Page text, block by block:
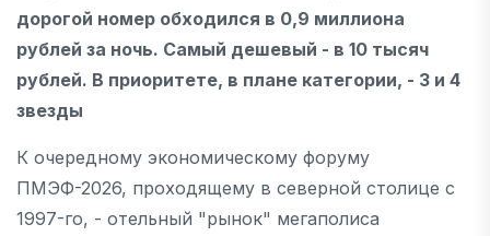
дорогой номер обходился в 0,9 миллиона
рублей за ночь. Самый дешевый - в 10 тысяч
рублей. В приоритете, в плане категории, - 3 и 4
звезды
К очередному экономическому форуму
ПМЭФ-2026, проходящему в северной столице с
1997-го, - отельный "рынок" мегаполиса